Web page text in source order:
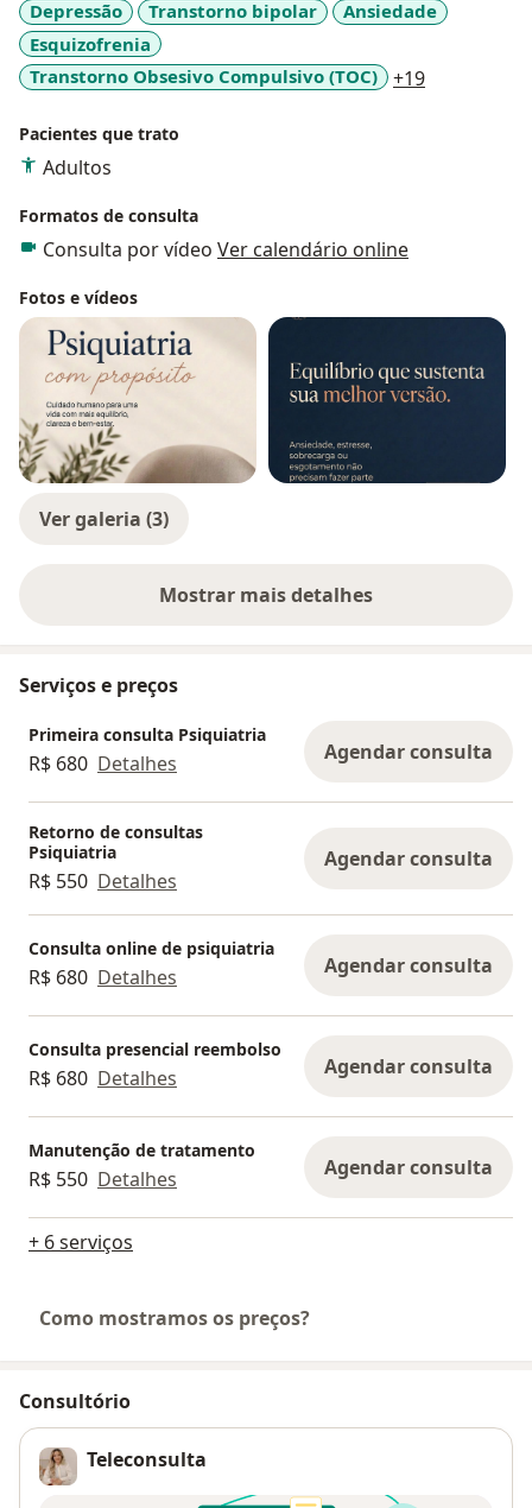
Depressão Transtorno bipolar
Ansiedade
Esquizofrenia
Transtorno Obsesivo Compulsivo (TOC)
+19
Pacientes que trato
Adultos
Formatos de consulta
Consulta por vídeo Ver calendário online
Fotos e vídeos
Ver galeria (3)
Mostrar mais detalhes
sobre a experiência
Serviços e preços
Primeira consulta Psiquiatria
R$ 680 Detalhes Agendar consulta
Retorno de consultas
Psiquiatria
R$ 550 Detalhes
Agendar consulta
Consulta online de psiquiatria
R$ 680 Detalhes Agendar consulta
Consulta presencial reembolso
R$ 680 Detalhes Agendar consulta
Manutenção de tratamento
R$ 550 Detalhes Agendar consulta
+ 6 serviços
Como mostramos os preços?
Consultório
Teleconsulta